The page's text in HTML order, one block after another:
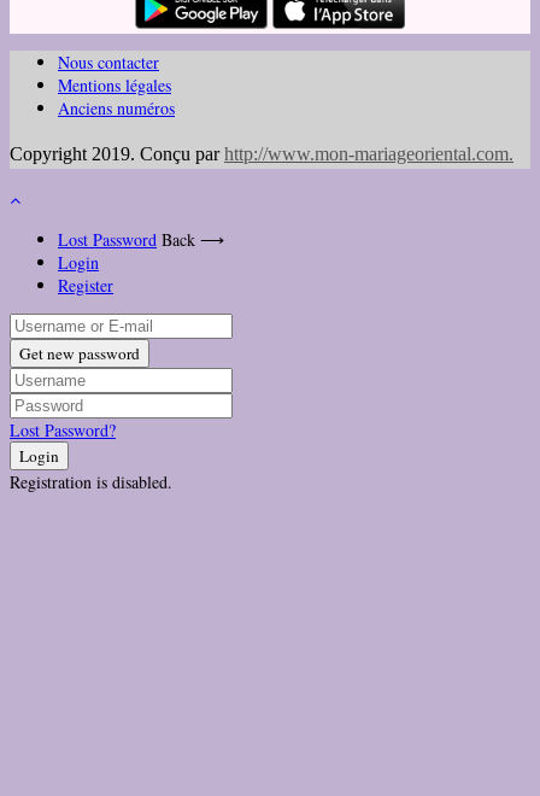
Nous contacter
Mentions légales
Anciens numéros
Copyright 2019. Conçu parhttp://www.mon-mariageoriental.com.
Lost Password Back ⟶
Login
Register
Get new password
Lost Password?
Login
Registration is disabled.